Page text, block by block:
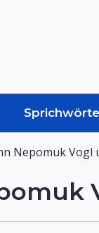
Nepomuk